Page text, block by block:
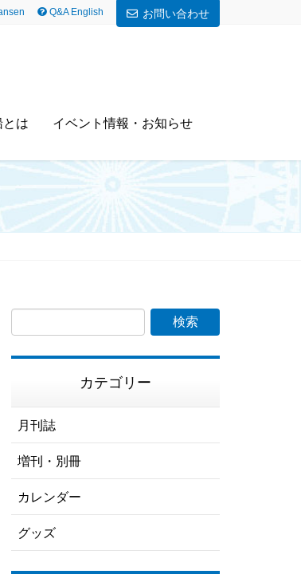
Q&A English お問い合わせ
は イベント情報・お知らせ
カテゴリー
月刊誌
増刊・別冊
カレンダー
グッズ